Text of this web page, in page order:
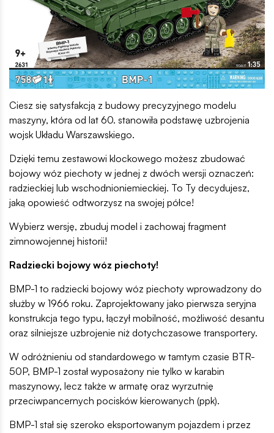
Ciesz się satysfakcją z budowy precyzyjnego modelu
maszyny, która od lat 60. stanowiła podstawę uzbrojenia
wojsk Układu Warszawskiego.
Dzięki temu zestawowi klockowego możesz zbudować
bojowy wóz piechoty w jednej z dwóch wersji oznaczeń:
radzieckiej lub wschodnioniemieckiej. To Ty decydujesz,
jaką opowieść odtworzysz na swojej półce!
Wybierz wersję, zbuduj model i zachowaj fragment
zimnowojennej historii!
Radziecki bojowy wóz piechoty!
BMP-1 to radziecki bojowy wóz piechoty wprowadzony do
służby w 1966 roku. Zaprojektowany jako pierwsza seryjna
konstrukcja tego typu, łączył mobilność, możliwość desantu
oraz silniejsze uzbrojenie niż dotychczasowe transportery.
W odróżnieniu od standardowego w tamtym czasie BTR-
50P, BMP-1 został wyposażony nie tylko w karabin
maszynowy, lecz także w armatę oraz wyrzutnię
przeciwpancernych pocisków kierowanych (ppk).
BMP-1 stał się szeroko eksportowanym pojazdem i przez